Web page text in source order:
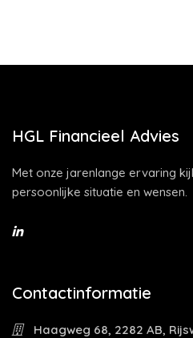
HGL Financieel Advies
Met onze jarenlange ervaring
persoonlijke situatie en wensen.
Contactinformatie
Haagweg 68, 2282 AB,